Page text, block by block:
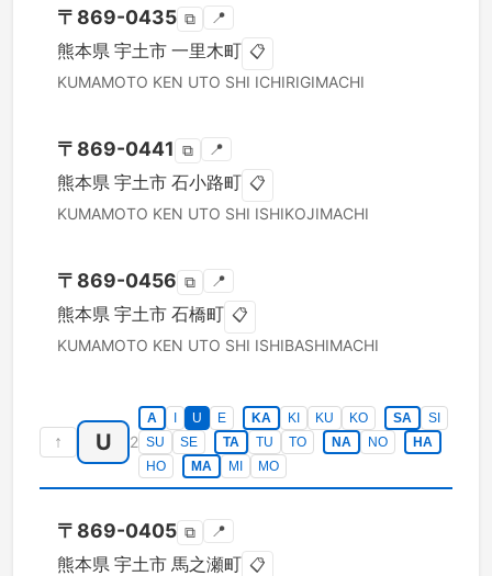
〒 869-0435 ⧉ 📍
熊本県 宇土市 一里木町 📋
KUMAMOTO KEN UTO SHI ICHIRIGIMACHI
〒 869-0441 ⧉ 📍
熊本県 宇土市 石小路町 📋
KUMAMOTO KEN UTO SHI ISHIKOJIMACHI
〒 869-0456 ⧉ 📍
熊本県 宇土市 石橋町 📋
KUMAMOTO KEN UTO SHI ISHIBASHIMACHI
↑ U 2
A U E KA KI KU KO SA
SI
SU
SE TA TU TO NA NO
HA
HO
MA MI MO
〒 869-0405 ⧉ 📍
熊本県 宇土市 馬之瀬町 📋